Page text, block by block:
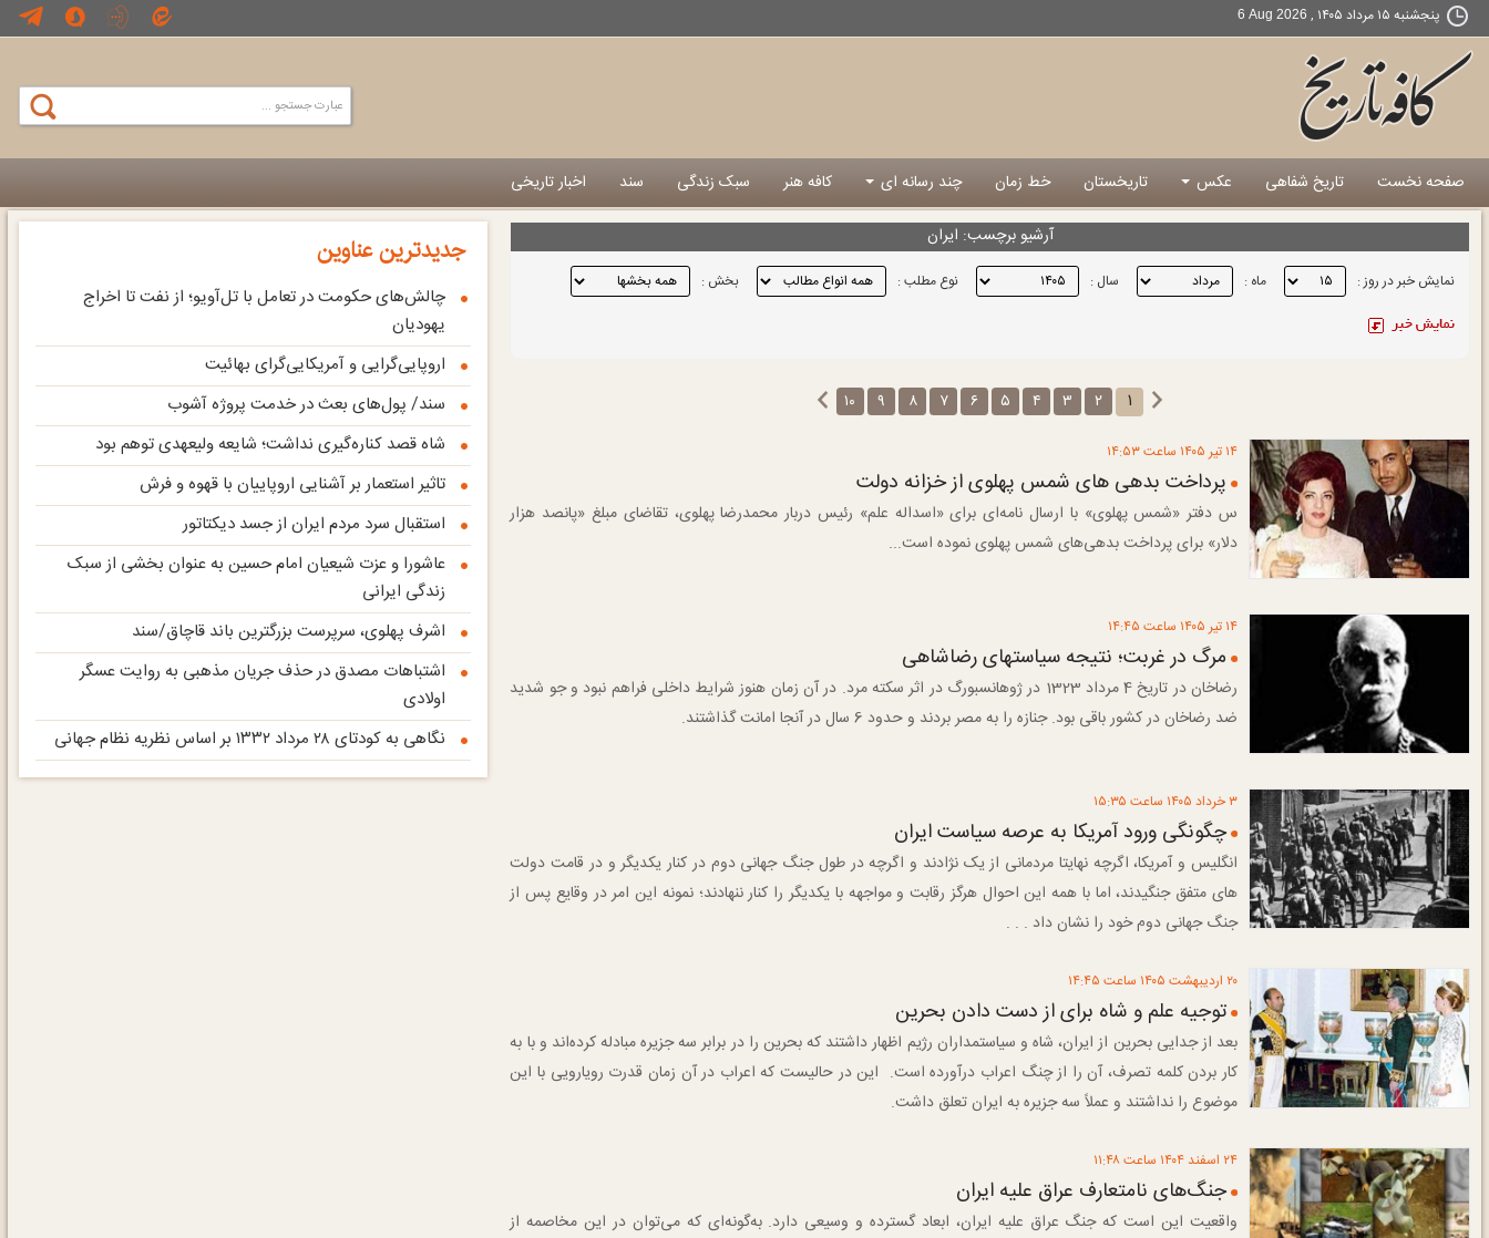
پنجشنبه ۱۵ مرداد ۱۴۰۵ , 6 Aug 2026
صفحه نخست تاریخ شفاهی عکس تاریخستان خط زمان چند رسانه ای کافه هنر سبک زندگی سند
اخبار تاریخی
آرشيو برچسب: ایران
نمایش خبر در روز : ماه : سال : نوع مطلب : بخش :
۱ ۲ ۳ ۴ ۵ ۶ ۷ ۸ ۹ ۱۰
۱۴ تير ۱۴۰۵ ساعت ۱۴:۵۳
پرداخت بدهی های شمس پهلوی از خزانه دولت
س دفتر «شمس پهلوی» با ارسال نامه‌ای برای «اسداله علم» رئیس دربار محمدرضا پهلوی، تقاضای مبلغ «پانصد هزار
دلار» برای پرداخت بدهی‌های شمس پهلوی نموده است...
۱۴ تير ۱۴۰۵ ساعت ۱۴:۴۵
مرگ در غربت؛ نتیجه سیاستهای رضاشاهی
رضاخان در تاریخ 4 مرداد 1323 در ژوهانسبورگ در اثر سکته مرد. در آن زمان هنوز شرایط داخلی فراهم نبود و جو شدید
ضد رضاخان در کشور باقی بود. جنازه را به مصر بردند و حدود 6 سال در آنجا امانت گذاشتند.
۳ خرداد ۱۴۰۵ ساعت ۱۵:۳۵
چگونگی ورود آمریکا به عرصه سیاست ایران
انگلیس و آمریکا، اگرچه نهایتا مردمانی از یک نژادند و اگرچه در طول جنگ جهانی دوم در کنار یکدیگر و در قامت دولت
های متفق جنگیدند، اما با همه این احوال هرگز رقابت و مواجهه با یکدیگر را کنار ننهادند؛ نمونه این امر در وقایع پس از
جنگ جهانی دوم خود را نشان داد . . .
۲۰ ارديبهشت ۱۴۰۵ ساعت ۱۴:۴۵
توجیه علم و شاه برای از دست دادن بحرین
بعد از جدایی بحرین از ایران، شاه و سیاستمداران رژیم اظهار داشتند که بحرین را در برابر سه جزیره مبادله کرده‌اند و با به
کار بردن کلمه تصرف، آن را از چنگ اعراب درآورده است. این در حالیست که اعراب در آن زمان قدرت رویارویی با این
موضوع را نداشتند و عملاً سه جزیره به ایران تعلق داشت.
۲۴ اسفند ۱۴۰۴ ساعت ۱۱:۴۸
جنگ‌های نامتعارف عراق علیه ایران
واقعیت این است که جنگ عراق علیه ایران، ابعاد گسترده و وسیعی دارد. به‌گونه‌ای که می‌توان در این مخاصمه از
جدیدترین عناوین
چالش‌های حکومت در تعامل با تل‌آویو؛ از نفت تا اخراج
یهودیان
اروپایی‌گرایی و آمریکایی‌گرای بهائیت
سند/ پول‌های بعث در خدمت پروژه آشوب
شاه قصد کناره‌گیری نداشت؛ شایعه ولیعهدی توهم بود
تاثیر استعمار بر آشنایی اروپاییان با قهوه و فرش
استقبال سرد مردم ایران از جسد دیکتاتور
عاشورا و عزت شیعیان امام حسین به عنوان بخشی از سبک
زندگی ایرانی
اشرف پهلوی، سرپرست بزرگترین باند قاچاق‌/سند
اشتباهات مصدق در حذف جریان مذهبی به روایت عسگر
اولادی
نگاهی به کودتای ۲۸ مرداد ۱۳۳۲ بر اساس نظریه نظام جهانی